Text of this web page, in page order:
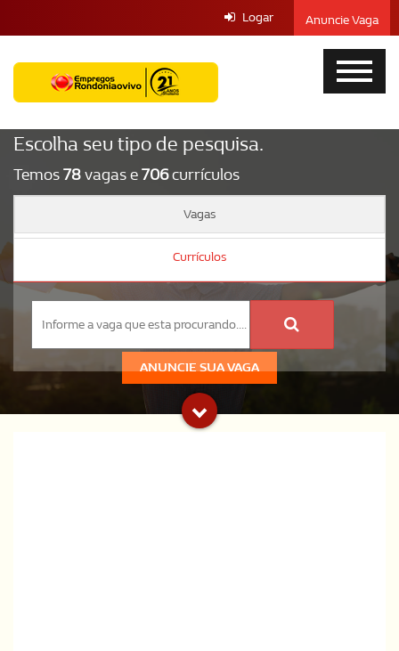
Logar Anuncie Vaga
Escolha seu tipo de pesquisa.
Temos78vagas e706currículos
Vagas
Currículos
ANUNCIE SUA VAGA